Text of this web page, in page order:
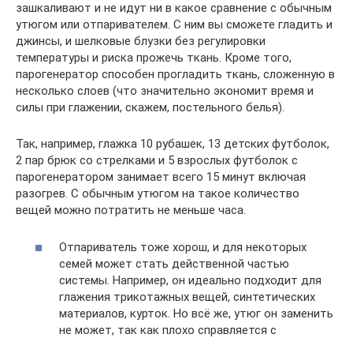
зашкаливают и не идут ни в какое сравнение с обычным
утюгом или отпаривателем. С ним вы сможете гладить и
джинсы, и шелковые блузки без регулировки
температуры и риска прожечь ткань. Кроме того,
парогенератор способен прогладить ткань, сложенную в
несколько слоев (что значительно экономит время и
силы при глажении, скажем, постельного белья).
Так, например, глажка 10 рубашек, 13 детских футболок,
2 пар брюк со стрелками и 5 взрослых футболок с
парогенератором занимает всего 15 минут включая
разогрев. С обычным утюгом на такое количество
вещей можно потратить не меньше часа.
Отпариватель тоже хорош, и для некоторых
семей может стать действенной частью
системы. Например, он идеально подходит для
глажения трикотажных вещей, синтетических
материалов, курток. Но всё же, утюг он заменить
не может, так как плохо справляется с